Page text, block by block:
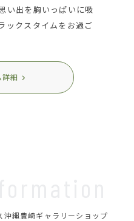
い出を胸いっぱいに吸
ックスタイムをお過ご
細
縄豊崎ギャラリーショップ